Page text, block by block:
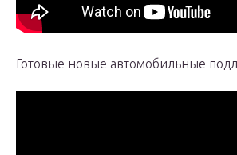
Готовые новые автомобильные